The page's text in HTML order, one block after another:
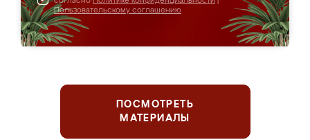
Пользовательскому соглашению
ПОСМОТРЕТЬ
МАТЕРИАЛЫ